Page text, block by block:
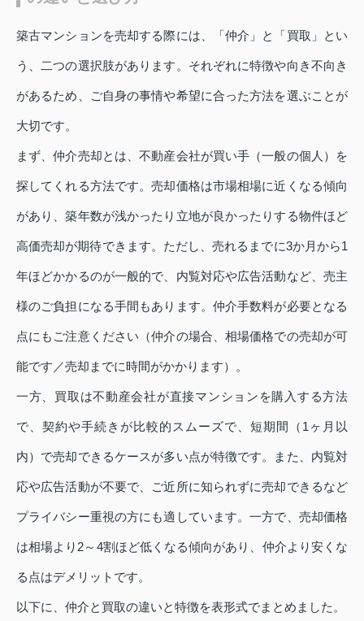
築古マンションを売却する際には、「仲介」と「買取」とい
う、二つの選択肢があります。それぞれに特徴や向き不向き
があるため、ご自身の事情や希望に合った方法を選ぶことが
大切です。
まず、仲介売却とは、不動産会社が買い手（一般の個人）を
探してくれる方法です。売却価格は市場相場に近くなる傾向
があり、築年数が浅かったり立地が良かったりする物件ほど
高価売却が期待できます。ただし、売れるまでに3か月から1
年ほどかかるのが一般的で、内覧対応や広告活動など、売主
様のご負担になる手間もあります。仲介手数料が必要となる
点にもご注意ください（仲介の場合、相場価格での売却が可
能です／売却までに時間がかかります）。
一方、買取は不動産会社が直接マンションを購入する方法
で、契約や手続きが比較的スムーズで、短期間（1ヶ月以
内）で売却できるケースが多い点が特徴です。また、内覧対
応や広告活動が不要で、ご近所に知られずに売却できるなど
プライバシー重視の方にも適しています。一方で、売却価格
は相場より2～4割ほど低くなる傾向があり、仲介より安くな
る点はデメリットです。
以下に、仲介と買取の違いと特徴を表形式でまとめました。